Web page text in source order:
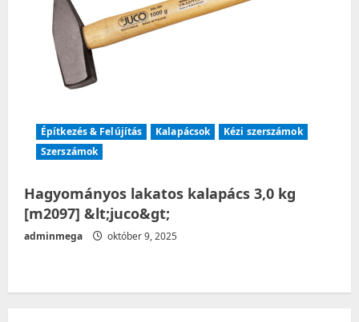
Építkezés & Felújítás Kalapácsok
Kézi szerszámok
Szerszámok
Hagyományos lakatos kalapács 3,0 kg
[m2097] &lt;juco&gt;
adminmega október 9, 2025